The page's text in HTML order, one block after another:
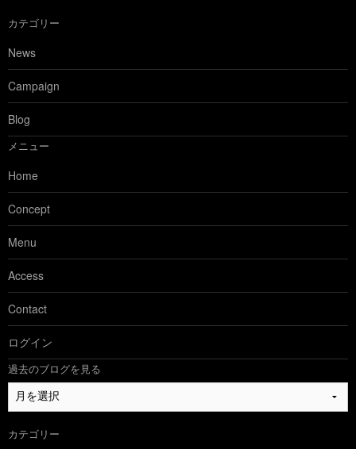
カテゴリー
News
Campaign
Blog
メニュー
Home
Concept
Menu
Access
Contact
ログイン
過去のブログを見る
過
去
ブ
カテゴリー